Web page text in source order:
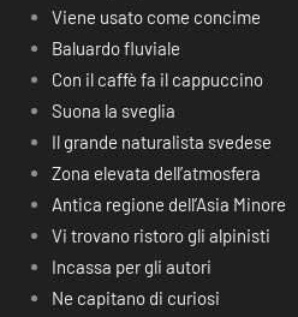
Viene usato come concime
Baluardo fluviale
Con il caffè fa il cappuccino
Suona la sveglia
Il grande naturalista svedese
Zona elevata dell’atmosfera
Antica regione dell’Asia Minore
Vi trovano ristoro gli alpinisti
Incassa per gli autori
Ne capitano di curiosi